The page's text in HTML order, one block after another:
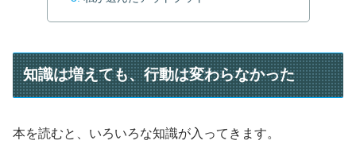
知識は増えても、行動は変わらなかった
本を読むと、いろいろな知識が入ってきます。